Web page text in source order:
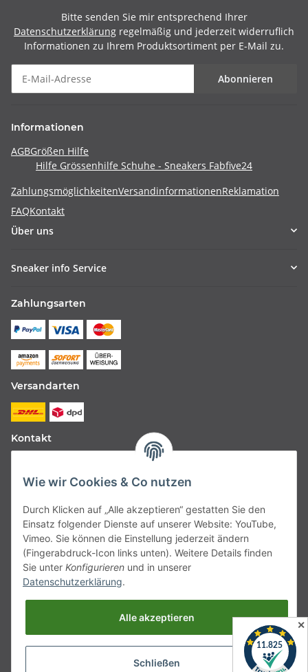
Bitte senden Sie mir entsprechend Ihrer
Datenschutzerklärung regelmäßig und jederzeit widerruflich
Informationen zu Ihrem Produktsortiment per E-Mail zu.
Abonnieren
Informationen
AGBGrößen Hilfe
Hilfe Grössenhilfe Schuhe - Sneakers Fabfive24
ZahlungsmöglichkeitenVersandinformationenReklamation
FAQKontakt
Über uns
Sneaker info Service
Zahlungsarten
Versandarten
Kontakt
Langstr. 51-53
63450 Hanau
Deutschland
Telefon:06181257350
E-Mail: shop@fabfive24.com
Vertrag widerrufen
Wie wir Cookies & Co nutzen
Durch Klicken auf „Alle akzeptieren“ gestatten Sie den
Einsatz folgender Dienste auf unserer Website: YouTube,
Vimeo. Sie können die Einstellung jederzeit ändern
(Fingerabdruck-Icon links unten). Weitere Details finden
Sie unter Konfigurieren und in unserer
Datenschutzerklärung.
Alle akzeptieren
Schließen
✕